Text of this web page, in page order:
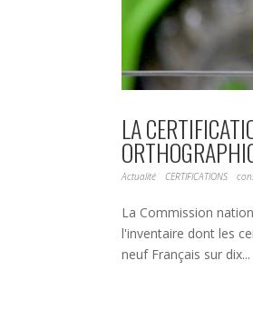
LA
Actualité CERTIFICATIONS
La Commission
l'inventaire dont les
neuf Français sur dix...